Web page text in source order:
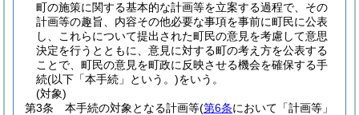
町の施策に関する基本的な計画等を立案する過程で、その
計画等の趣旨、内容その他必要な事項を事前に町民に公表
し、これらについて提出された町民の意見を考慮して意思
決定を行うとともに、意見に対する町の考え方を公表する
ことで、町民の意見を町政に反映させる機会を確保する手
続(以下「本手続」という。)をいう。
(対象)
第3条
本手続の対象となる計画等(第6条において「計画等」